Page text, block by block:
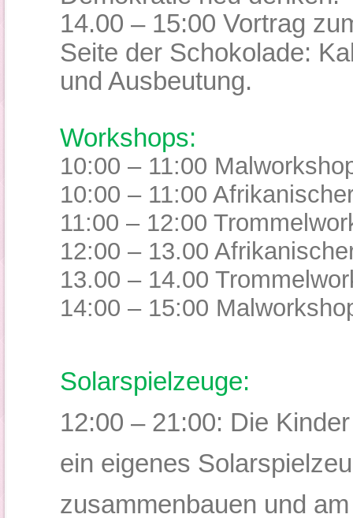
14.00 – 15:00 Vortrag
Seite der Schokolade:
und Ausbeutung.
Workshops:
10:00 – 11:00
10:00 – 11:00
11:00 – 12:00
12:00 – 13.00
13.00 – 14.00
14:00 – 15:00
Solarspielzeuge:
12:00 – 21:00: Die
ein eigenes
zusammenbauen und